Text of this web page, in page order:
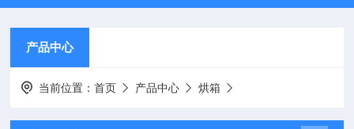
产品中心
当前位置：首页 产品中心 烘箱